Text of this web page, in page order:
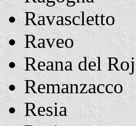
Ravascletto
Raveo
Reana del
Remanzacco
Resia